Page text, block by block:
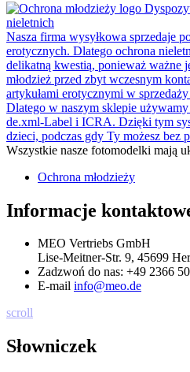
nieletnich
Nasza firma wysyłkowa sprzedaje
erotycznych. Dlatego ochrona
delikatną kwestią, ponieważ ważne
młodzież przed zbyt wczesnym
artykułami erotycznymi w
Dlatego w naszym sklepie
de.xml-Label i ICRA. Dzięki tym
dzieci, podczas gdy Ty możesz bez
Wszystkie nasze fotomodelki mają
Ochrona młodzieży
Informacje
MEO Vertriebs GmbH
Lise-Meitner-Str. 9, 45699
Zadzwoń do nas: +49 2366
E-mail info@meo.de
scroll
Słowniczek